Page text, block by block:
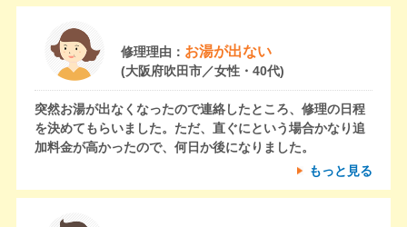
修理理由： お湯が出ない
(大阪府吹田市／女性・40代)
突然お湯が出なくなったので連絡したところ、修理の日程
を決めてもらいました。ただ、直ぐにという場合かなり追
加料金が高かったので、何日か後になりました。
もっと見る